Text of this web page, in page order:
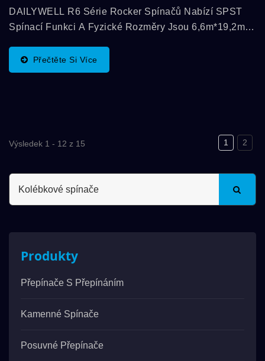
DAILYWELL R6 Série Rocker Spínačů Nabízí SPST
Spínací Funkci A Fyzické Rozměry Jsou 6,6m*19,2mm.
10A 125VAC A Teplotní Rozsah Skladování...
Přečtěte Si Více
Výsledek 1 - 12 z 15 1 2
Produkty
Přepínače S Přepínáním
Kamenné Spínače
Posuvné Přepínače